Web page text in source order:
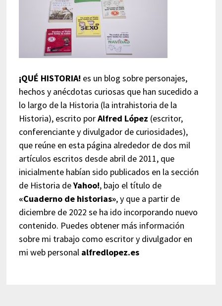
¡QUÉ HISTORIA! es un blog sobre personajes,
hechos y anécdotas curiosas que han sucedido a
lo largo de la Historia (la intrahistoria de la
Historia), escrito porAlfred López (escritor,
conferenciante y divulgador de curiosidades),
que reúne en esta página alrededor de dos mil
artículos escritos desde abril de 2011, que
inicialmente habían sido publicados en la sección
de Historia deYahoo!, bajo el título de
«Cuaderno de historias», y que a partir de
diciembre de 2022 se ha ido incorporando nuevo
contenido. Puedes obtener más información
sobre mi trabajo como escritor y divulgador en
mi web personal alfredlopez.es